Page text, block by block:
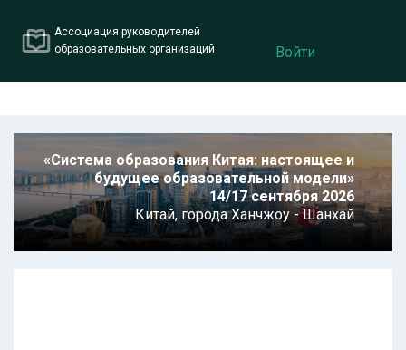
Ассоциация руководителей
образовательных организаций
Войти
«Система образования Китая: настоящее и
будущее образовательной модели»
14/17 сентября 2026
Китай,города Ханчжоу - Шанхай